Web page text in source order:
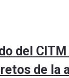
del
de la